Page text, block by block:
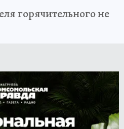
горячительного не